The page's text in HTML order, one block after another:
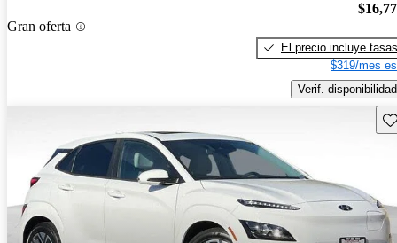
Gran oferta
El precio incluye tasas
$319/mes
Verif. disponibilidad